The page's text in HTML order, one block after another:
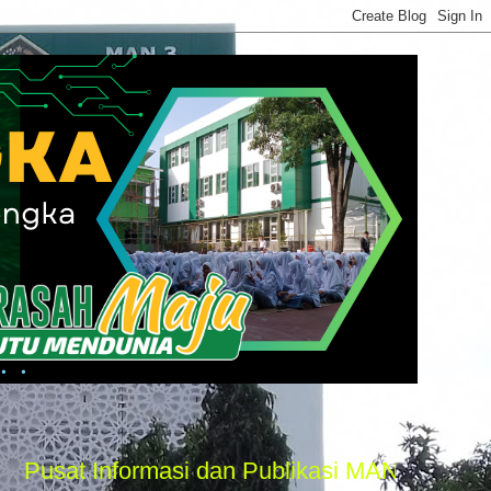
Informasi dan Publikasi MAN 3 Majalengka